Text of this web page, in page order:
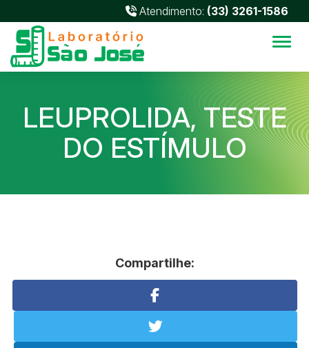
Atendimento: (33) 3261-1586
LEUPROLIDA, TESTE
DO ESTÍMULO
Compartilhe: